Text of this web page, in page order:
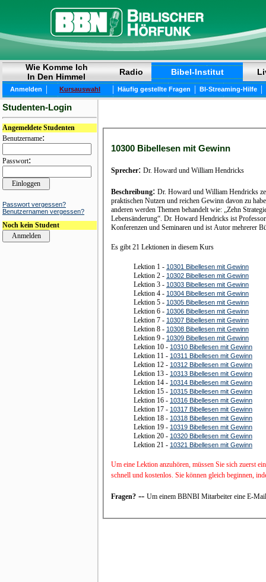
Wie Komme Ich
In Den Himmel
Radio Bibel-Institut
Anmelden | Kursauswahl | Häufig gestellte Fragen | BI-Streaming-Hilfe |
Studenten-Login
Angemeldete Studenten
Benutzername:
Passwort:
Passwort vergessen?
Benutzernamen vergessen?
Noch kein Student
10300 Bibellesen mit Gewinn
Sprecher: Dr. Howard und William Hendricks
Beschreibung: Dr. Howard und William Hendricks
praktischen Nutzen und reichen Gewinn davon zu
anderen werden Themen behandelt wie: „Zehn
Lebensänderung“. Dr. Howard Hendricks ist
Konferenzen und Seminaren und ist Autor mehrerer
Es gibt 21 Lektionen in diesem Kurs
Lektion 1 - 10301 Bibellesen mit Gewinn
Lektion 2 - 10302 Bibellesen mit Gewinn
Lektion 3 - 10303 Bibellesen mit Gewinn
Lektion 4 - 10304 Bibellesen mit Gewinn
Lektion 5 - 10305 Bibellesen mit Gewinn
Lektion 6 - 10306 Bibellesen mit Gewinn
Lektion 7 - 10307 Bibellesen mit Gewinn
Lektion 8 - 10308 Bibellesen mit Gewinn
Lektion 9 - 10309 Bibellesen mit Gewinn
Lektion 10 - 10310 Bibellesen mit Gewinn
Lektion 11 - 10311 Bibellesen mit Gewinn
Lektion 12 - 10312 Bibellesen mit Gewinn
Lektion 13 - 10313 Bibellesen mit Gewinn
Lektion 14 - 10314 Bibellesen mit Gewinn
Lektion 15 - 10315 Bibellesen mit Gewinn
Lektion 16 - 10316 Bibellesen mit Gewinn
Lektion 17 - 10317 Bibellesen mit Gewinn
Lektion 18 - 10318 Bibellesen mit Gewinn
Lektion 19 - 10319 Bibellesen mit Gewinn
Lektion 20 - 10320 Bibellesen mit Gewinn
Lektion 21 - 10321 Bibellesen mit Gewinn
Um eine Lektion anzuhören, müssen Sie sich zuerst
schnell und kostenlos. Sie können gleich beginnen,
Fragen? -- Um einem BBNBI Mitarbeiter eine E-